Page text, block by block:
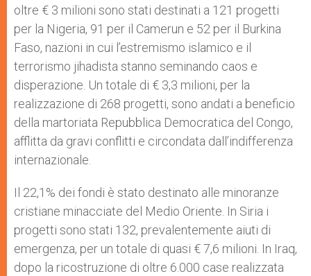
oltre € 3 milioni sono stati destinati a 121 progetti
per la Nigeria, 91 per il Camerun e 52 per il Burkina
Faso, nazioni in cui l’estremismo islamico e il
terrorismo jihadista stanno seminando caos e
disperazione. Un totale di € 3,3 milioni, per la
realizzazione di 268 progetti, sono andati a beneficio
della martoriata Repubblica Democratica del Congo,
afflitta da gravi conflitti e circondata dall’indifferenza
internazionale.
Il 22,1% dei fondi è stato destinato alle minoranze
cristiane minacciate del Medio Oriente. In Siria i
progetti sono stati 132, prevalentemente aiuti di
emergenza, per un totale di quasi € 7,6 milioni. In Iraq,
dopo la ricostruzione di oltre 6.000 case realizzata